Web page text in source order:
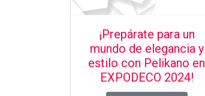
¡Prepárate para un
mundo de elegancia y
estilo con Pelikano en
EXPODECO 2024!